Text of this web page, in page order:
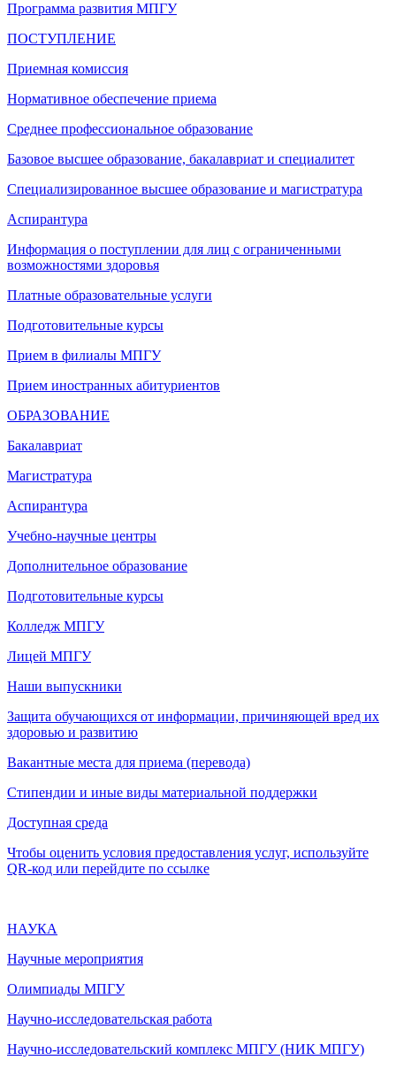
Программа развития МПГУ
ПОСТУПЛЕНИЕ
Приемная комиссия
Нормативное обеспечение приема
Среднее профессиональное образование
Базовое высшее образование, бакалавриат и специалитет
Специализированное высшее образование и магистратура
Аспирантура
Информация о поступлении для лиц с ограниченными
возможностями здоровья
Платные образовательные услуги
Подготовительные курсы
Прием в филиалы МПГУ
Прием иностранных абитуриентов
ОБРАЗОВАНИЕ
Бакалавриат
Магистратура
Аспирантура
Учебно-научные центры
Дополнительное образование
Подготовительные курсы
Колледж МПГУ
Лицей МПГУ
Наши выпускники
Защита обучающихся от информации, причиняющей вред их
здоровью и развитию
Вакантные места для приема (перевода)
Стипендии и иные виды материальной поддержки
Доступная среда
Чтобы оценить условия предоставления услуг, используйте
QR-код или перейдите по ссылке
НАУКА
Научные мероприятия
Олимпиады МПГУ
Научно-исследовательская работа
Научно-исследовательский комплекс МПГУ (НИК МПГУ)